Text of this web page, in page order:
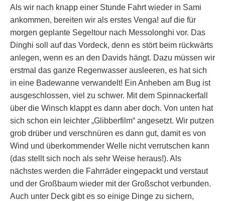
Als wir nach knapp einer Stunde Fahrt wieder in Sami
ankommen, bereiten wir als erstes Venga! auf die für
morgen geplante Segeltour nach Messolonghi vor. Das
Dinghi soll auf das Vordeck, denn es stört beim rückwärts
anlegen, wenn es an den Davids hängt. Dazu müssen wir
erstmal das ganze Regenwasser ausleeren, es hat sich
in eine Badewanne verwandelt! Ein Anheben am Bug ist
ausgeschlossen, viel zu schwer. Mit dem Spinnackerfall
über die Winsch klappt es dann aber doch. Von unten hat
sich schon ein leichter „Glibberfilm“ angesetzt. Wir putzen
grob drüber und verschnüren es dann gut, damit es von
Wind und überkommender Welle nicht verrutschen kann
(das stellt sich noch als sehr Weise heraus!). Als
nächstes werden die Fahrräder eingepackt und verstaut
und der Großbaum wieder mit der Großschot verbunden.
Auch unter Deck gibt es so einige Dinge zu sichern,